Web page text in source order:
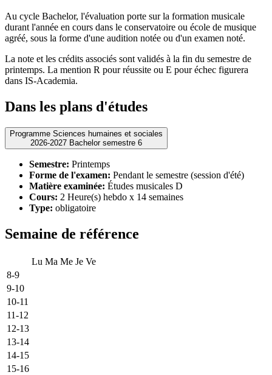
Au cycle Bachelor, l'évaluation porte sur la formation musicale
durant l'année en cours dans le conservatoire ou école de musique
agréé, sous la forme d'une audition notée ou d'un examen noté.
La note et les crédits associés sont validés à la fin du semestre de
printemps. La mention R pour réussite ou E pour échec figurera
dans IS-Academia.
Dans les plans d'études
Programme Sciences humaines et sociales
2026-2027 Bachelor semestre 6
Semestre: Printemps
Forme de l'examen: Pendant le semestre (session d'été)
Matière examinée: Études musicales D
Cours: 2 Heure(s) hebdo x 14 semaines
Type: obligatoire
Semaine de référence
Lu Ma Me Je Ve
8-9
9-10
10-11
11-12
12-13
13-14
14-15
15-16